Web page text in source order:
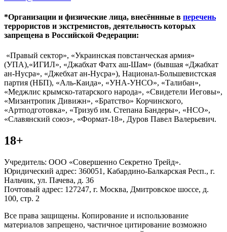
*Организации и физические лица, внесённные в перечень
террористов и экстремистов, деятельность которых
запрещена в Российской Федерации:
«Правый сектор», «Украинская повстанческая армия»
(УПА),«ИГИЛ», «Джабхат Фатх аш-Шам» (бывшая «Джабхат
ан-Нусра», «Джебхат ан-Нусра»), Национал-Большевистская
партия (НБП), «Аль-Каида», «УНА-УНСО», «Талибан»,
«Меджлис крымско-татарского народа», «Свидетели Иеговы»,
«Мизантропик Дивижн», «Братство» Корчинского,
«Артподготовка», «Тризуб им. Степана Бандеры», «НСО»,
«Славянский союз», «Формат-18», Дуров Павел Валерьевич.
18+
Учредитель: ООО «Совершенно Секретно Трейд».
Юридический адрес: 360051, Кабардино-Балкарская Респ., г.
Нальчик, ул. Пачева, д. 36
Почтовый адрес: 127247, г. Москва, Дмитровское шоссе, д.
100, стр. 2
Все права защищены. Копирование и использование
материалов запрещено, частичное цитирование возможно